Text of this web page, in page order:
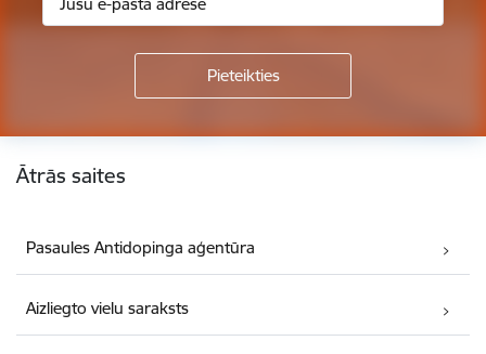
Ātrās saites
Pasaules Antidopinga aģentūra
Aizliegto vielu saraksts